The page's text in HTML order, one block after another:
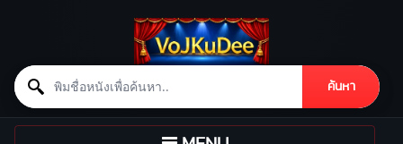
Search for:
ค้นหา
Skip to content